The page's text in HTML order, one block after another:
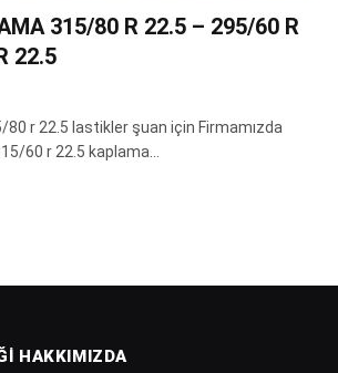
315/80 R 22.5 – 295/60 R
22.5
80 r 22.5 lastikler şuan için Firmamızda
60 r 22.5 kaplama…
HAKKIMIZDA